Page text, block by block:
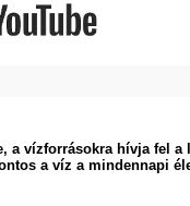
a vízforrásokra hívja fel a
a víz a mindennapi